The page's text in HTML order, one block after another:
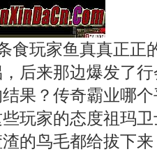
食玩家鱼真真正正
后来那边爆发了
果？传奇霸业哪
玩家的态度祖玛
的鸟毛都给拔下